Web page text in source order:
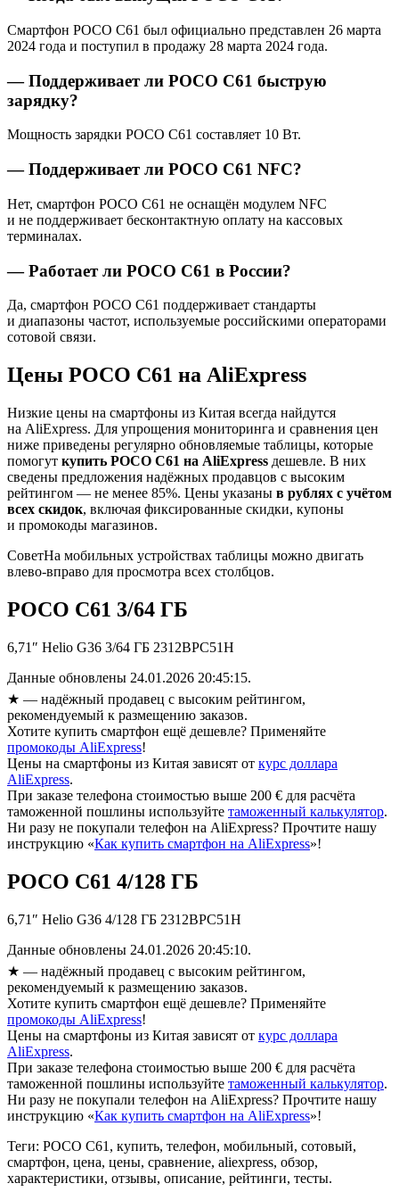
Смартфон POCO C61 был официально представлен 26 марта
2024 года и поступил в продажу 28 марта 2024 года.
— Поддерживает ли POCO C61 быструю
зарядку?
Мощность зарядки POCO C61 составляет 10 Вт.
— Поддерживает ли POCO C61 NFC?
Нет, смартфон POCO C61 не оснащён модулем NFC
и не поддерживает бесконтактную оплату на кассовых
терминалах.
— Работает ли POCO C61 в России?
Да, смартфон POCO C61 поддерживает стандарты
и диапазоны частот, используемые российскими операторами
сотовой связи.
Цены POCO C61 на AliExpress
Низкие цены на смартфоны из Китая всегда найдутся
на AliExpress. Для упрощения мониторинга и сравнения цен
ниже приведены регулярно обновляемые таблицы, которые
помогут купить POCO C61 на AliExpress дешевле. В них
сведены предложения надёжных продавцов с высоким
рейтингом — не менее 85%. Цены указаны в рублях с учётом
всех скидок, включая фиксированные скидки, купоны
и промокоды магазинов.
СоветНа мобильных устройствах таблицы можно двигать
влево-вправо для просмотра всех столбцов.
POCO C61 3/64 ГБ
6,71″ Helio G36 3/64 ГБ 2312BPC51H
Данные обновлены 24.01.2026 20:45:15.
★ — надёжный продавец с высоким рейтингом,
рекомендуемый к размещению заказов.
Хотите купить смартфон ещё дешевле? Применяйте
промокоды AliExpress!
Цены на смартфоны из Китая зависят от курс доллара
AliExpress.
При заказе телефона стоимостью выше 200 € для расчёта
таможенной пошлины используйте таможенный калькулятор.
Ни разу не покупали телефон на AliExpress? Прочтите нашу
инструкцию «Как купить смартфон на AliExpress»!
POCO C61 4/128 ГБ
6,71″ Helio G36 4/128 ГБ 2312BPC51H
Данные обновлены 24.01.2026 20:45:10.
★ — надёжный продавец с высоким рейтингом,
рекомендуемый к размещению заказов.
Хотите купить смартфон ещё дешевле? Применяйте
промокоды AliExpress!
Цены на смартфоны из Китая зависят от курс доллара
AliExpress.
При заказе телефона стоимостью выше 200 € для расчёта
таможенной пошлины используйте таможенный калькулятор.
Ни разу не покупали телефон на AliExpress? Прочтите нашу
инструкцию «Как купить смартфон на AliExpress»!
Теги: POCO C61, купить, телефон, мобильный, сотовый,
смартфон, цена, цены, сравнение, aliexpress, обзор,
характеристики, отзывы, описание, рейтинги, тесты.